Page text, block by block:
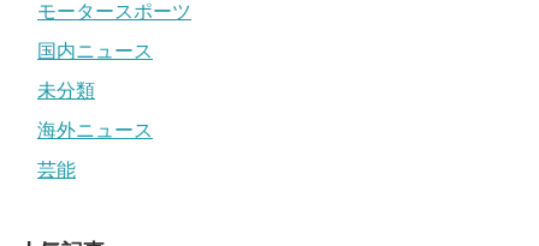
モータースポーツ
国内ニュース
未分類
海外ニュース
芸能